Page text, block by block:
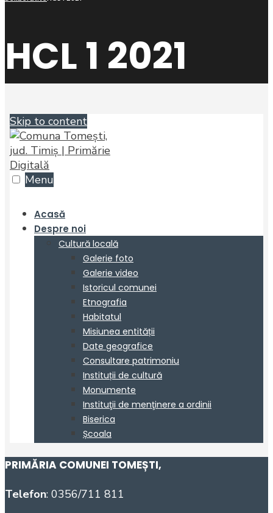
HCL 1 2021
PRIMĂRIA COMUNEI TOMEȘTI,
Telefon: 0356/711 811